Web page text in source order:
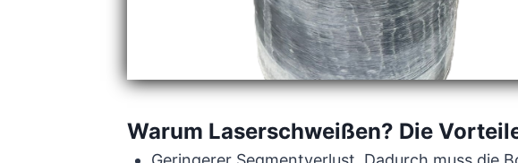
Warum Laserschweißen? Die